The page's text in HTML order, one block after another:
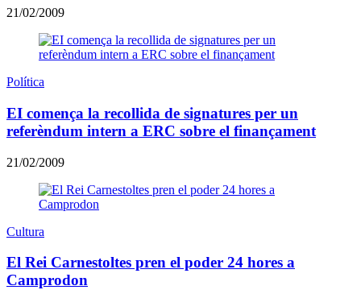
21/02/2009
Política
EI comença la recollida de signatures per un
referèndum intern a ERC sobre el finançament
21/02/2009
Cultura
El Rei Carnestoltes pren el poder 24 hores a
Camprodon